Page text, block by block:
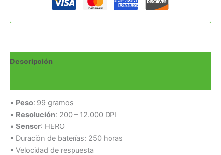
Descripción
▪ Peso: 99 gramos
▪ Resolución: 200 – 12.000 DPI
▪ Sensor: HERO
▪ Duración de baterías: 250 horas
▪ Velocidad de respuesta